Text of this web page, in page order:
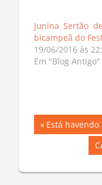
Junina Sertão
bicampeã do
19/06/2016 às
Em "Blog Antigo"
Post
Previous
Post:
Está havendo